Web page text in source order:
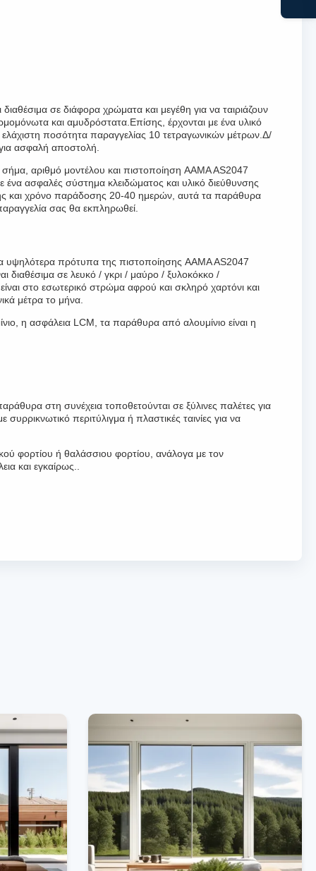
σε διάφορα χρώματα και μεγέθη για να ταιριάζουν
και αμυδρόστατα.Επίσης, έρχονται με ένα υλικό
ελάχιστη ποσότητα παραγγελίας 10 τετραγωνικών μέτρων.Δ/
ασφαλή αποστολή.
αριθμό μοντέλου και πιστοποίηση AAMA AS2047
ασφαλές σύστημα κλειδώματος και υλικό διεύθυνσης
και χρόνο παράδοσης 20-40 ημερών, αυτά τα παράθυρα
σας θα εκπληρωθεί.
υψηλότερα πρότυπα της πιστοποίησης AAMA AS2047
διαθέσιμα σε λευκό / γκρι / μαύρο / ξυλοκόκκο /
στο εσωτερικό στρώμα αφρού και σκληρό χαρτόνι και
μέτρα το μήνα.
η ασφάλεια LCM, τα παράθυρα από αλουμίνιο είναι η
στη συνέχεια τοποθετούνται σε ξύλινες παλέτες για
περιτύλιγμα ή πλαστικές ταινίες για να
φορτίου ή θαλάσσιου φορτίου, ανάλογα με τον
και εγκαίρως..